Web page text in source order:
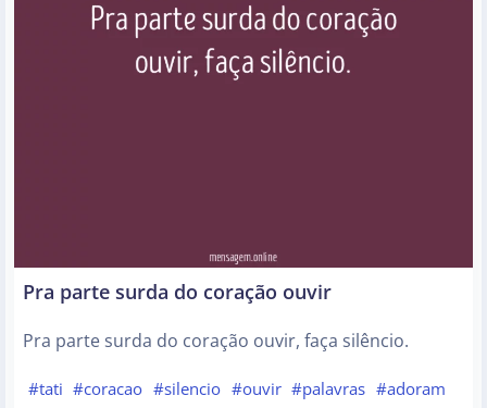
Pra parte surda do coração ouvir
Pra parte surda do coração ouvir, faça silêncio.
#tati #coracao #silencio #ouvir #palavras #adoram